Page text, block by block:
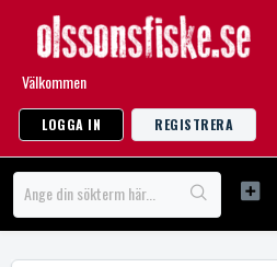
Välkommen
LOGGA IN REGISTRERA